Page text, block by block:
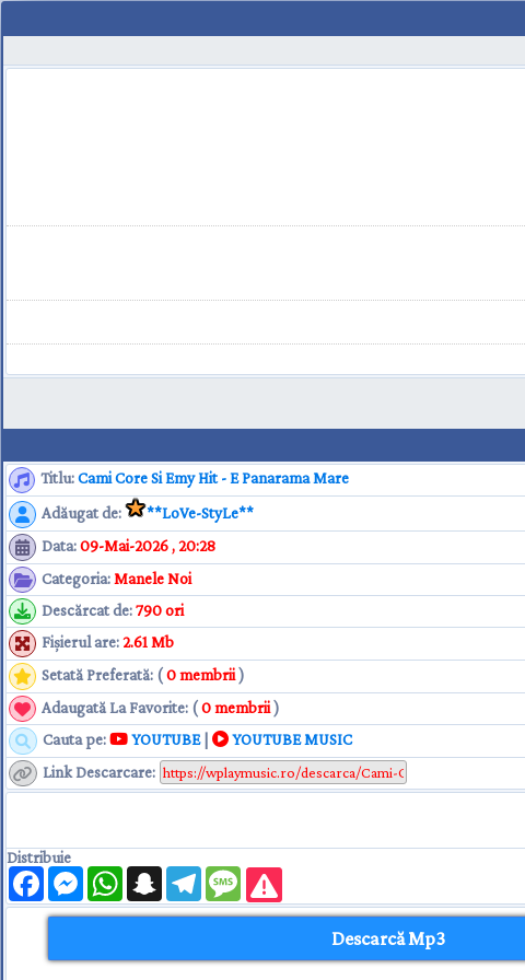
Titlu:Cami Core Si Emy Hit - E Panarama Mare
Adăugat de:
**LoVe-StyLe**
Data:09-Mai-2026 , 20:28
Categoria: Manele Noi
Descărcat de:790 ori
Fişierul are:2.61 Mb
Setată Preferată: (0 membrii )
Adaugată La Favorite: (0 membrii)
Cauta pe:
YOUTUBE|
YOUTUBE MUSIC
Link Descarcare:
Distribuie
FacebookMessengerWhatsAppSnapchatTelegramMessage
Descarcă Mp3